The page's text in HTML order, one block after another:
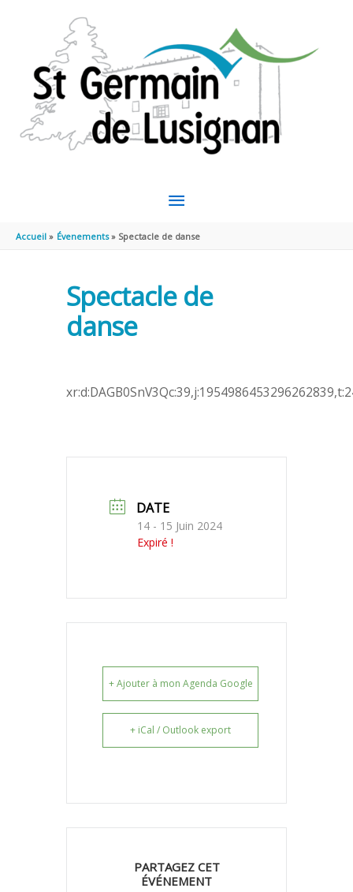
MENU
PRINCIPAL
Accueil Évenements Spectacle de danse
Spectacle de
danse
DATE
14 - 15 Juin 2024
Expiré !
+ Ajouter à mon Agenda Google
+ iCal / Outlook export
PARTAGEZ CET
ÉVÉNEMENT